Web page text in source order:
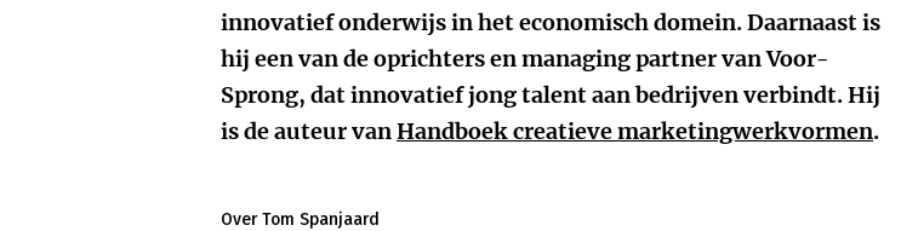
innovatief onderwijs in het economisch domein. Daarnaast is
hij een van de oprichters en managing partner van Voor-
Sprong, dat innovatief jong talent aan bedrijven verbindt. Hij
is de auteur vanHandboek creatieve marketingwerkvormen.
Over Tom Spanjaard